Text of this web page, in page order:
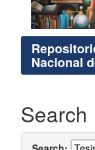
Nacional
Search